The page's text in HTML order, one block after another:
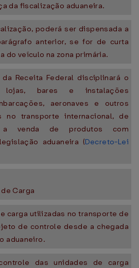
da fiscalização aduaneira.
poderá ser dispensada a
anterior, se for de curta
do veículo na zona primária.
Receita Federal disciplinará o
lojas, bares e instalações
aeronaves e outros
no transporte internacional, de
venda de produtos com
aduaneira (Decreto-Lei
Carga
carga utilizadas no transporte de
de controle desde a chegada
aduaneiro.
das unidades de carga